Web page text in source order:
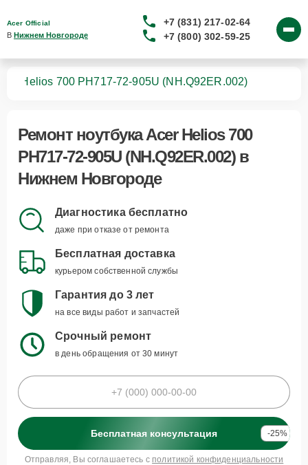
Acer Official
В Нижнем Новгороде
+7 (831) 217-02-64
+7 (800) 302-59-25
Helios 700 PH717-72-905U (NH.Q92ER.002)
Ремонт ноутбука Acer Helios 700
PH717-72-905U (NH.Q92ER.002)в
Нижнем Новгороде
Диагностика бесплатно
даже при отказе от ремонта
Бесплатная доставка
курьером собственной службы
Гарантия до 3 лет
на все виды работ и запчастей
Срочный ремонт
в день обращения от 30 минут
Бесплатная консультация -25%
Отправляя, Вы соглашаетесь с политикой конфиденциальности